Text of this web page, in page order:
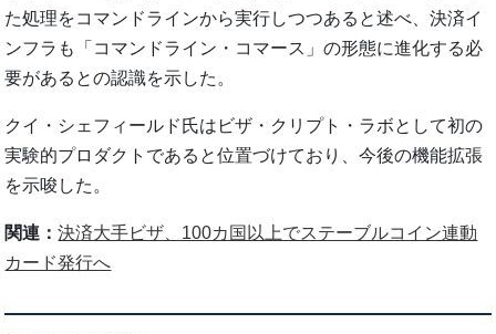
た処理をコマンドラインから実行しつつあると述べ、決済イ
ンフラも「コマンドライン・コマース」の形態に進化する必
要があるとの認識を示した。
クイ・シェフィールド氏はビザ・クリプト・ラボとして初の
実験的プロダクトであると位置づけており、今後の機能拡張
を示唆した。
関連：決済大手ビザ、100カ国以上でステーブルコイン連動
カード発行へ